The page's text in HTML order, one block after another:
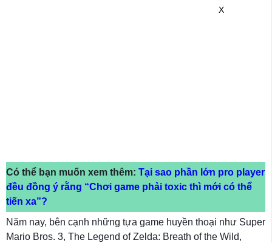
X
Có thể bạn muốn xem thêm: Tại sao phần lớn pro player
đều đồng ý rằng “Chơi game phải toxic thì mới có thể
tiến xa”?
Năm nay, bên cạnh những tựa game huyền thoại như Super
Mario Bros. 3, The Legend of Zelda: Breath of the Wild,